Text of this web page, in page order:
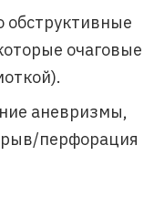
обструктивные
очаговые
аневризмы,
перфорация